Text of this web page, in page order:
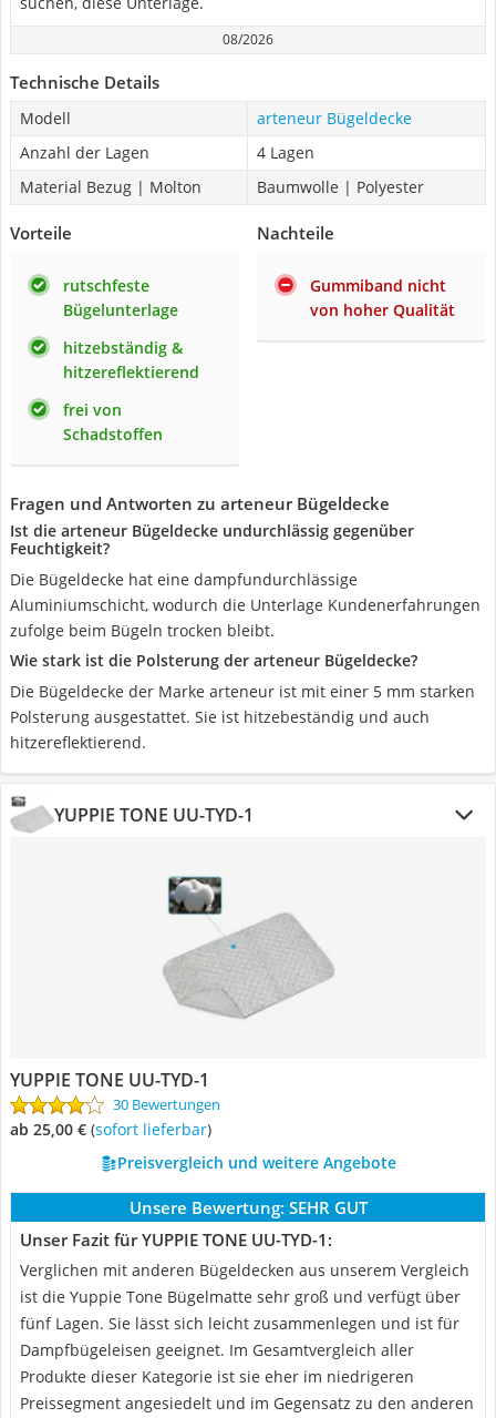
08/2026
Technische Details
Modell
arteneur Bügeldecke
Anzahl der Lagen
4 Lagen
Material Bezug | Molton
Baumwolle | Polyester
Vorteile
rutschfeste
Bügelunterlage
hitzebständig &
hitzereflektierend
frei von
Schadstoffen
Nachteile
Gummiband nicht
von hoher Qualität
Fragen und Antworten zu arteneur Bügeldecke
Ist die arteneur Bügeldecke undurchlässig gegenüber
Feuchtigkeit?
Die Bügeldecke hat eine dampfundurchlässige
Aluminiumschicht, wodurch die Unterlage Kundenerfahrungen
zufolge beim Bügeln trocken bleibt.
Wie stark ist die Polsterung der arteneur Bügeldecke?
Die Bügeldecke der Marke arteneur ist mit einer 5 mm starken
Polsterung ausgestattet. Sie ist hitzebeständig und auch
hitzereflektierend.
YUPPIE TONE UU-TYD-1
YUPPIE TONE UU-TYD-1
30 Bewertungen
ab 25,00 € ( Sofort lieferbar)
Preisvergleich und weitere Angebote
Unsere Bewertung: SEHR GUT
Unser Fazit für YUPPIE TONE UU-TYD-1:
Verglichen mit anderen Bügeldecken aus unserem Vergleich
ist die Yuppie Tone Bügelmatte sehr groß und verfügt über
fünf Lagen. Sie lässt sich leicht zusammenlegen und ist für
Dampfbügeleisen geeignet. Im Gesamtvergleich aller
Produkte dieser Kategorie ist sie eher im niedrigeren
Preissegment angesiedelt und im Gegensatz zu den anderen